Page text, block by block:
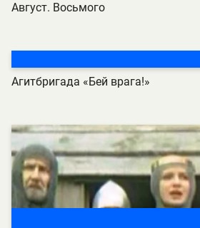
Август. Восьмого
Агитбригада «Бей врага!»